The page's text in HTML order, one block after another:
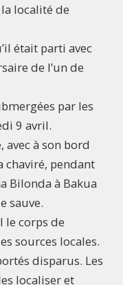
localité de
était parti avec
de l’un de
par les
9 avril.
avec à son bord
chaviré, pendant
Bilonda à Bakua
sauve.
le corps de
sources locales.
disparus. Les
localiser et